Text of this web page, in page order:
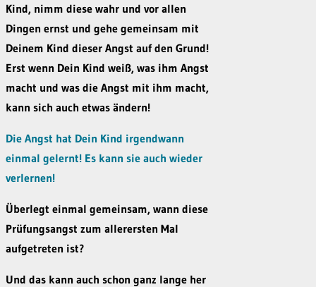
Kind, nimm diese wahr und vor allen
Dingen ernst und gehe gemeinsam mit
Deinem Kind dieser Angst auf den Grund!
Erst wenn Dein Kind weiß, was ihm Angst
macht und was die Angst mit ihm macht,
kann sich auch etwas ändern!
Die Angst hat Dein Kind irgendwann
einmal gelernt! Es kann sie auch wieder
verlernen!
Überlegt einmal gemeinsam, wann diese
Prüfungsangst zum allerersten Mal
aufgetreten ist?
Und das kann auch schon ganz lange her